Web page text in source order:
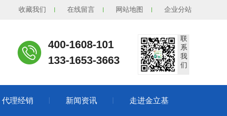
收藏我们 在线留言 网站地图 企业分站
联
系
我
们
400-1608-101
133-1653-3663
代理经销 新闻资讯 走进金立基